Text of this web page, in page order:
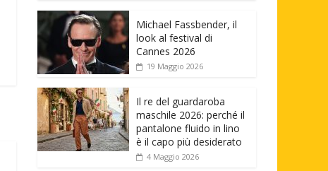
Michael Fassbender, il
look al festival di
Cannes 2026
19 Maggio 2026
Il re del guardaroba
maschile 2026: perché il
pantalone fluido in lino
è il capo più desiderato
4 Maggio 2026